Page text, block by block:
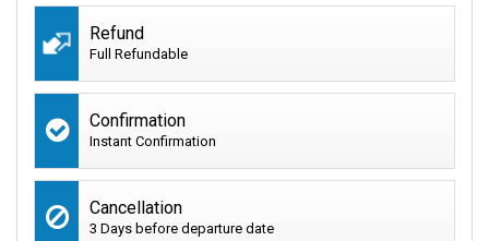
Refund
Full Refundable
Confirmation
Instant Confirmation
Cancellation
3 Days before departure date